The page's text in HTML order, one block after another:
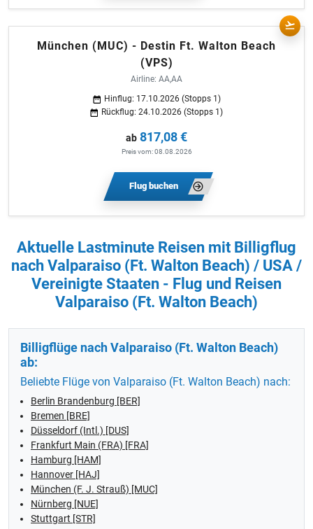
München (MUC) - Destin Ft. Walton Beach
(VPS)
Airline: AA,AA
Hinflug: 17.10.2026 (Stopps 1)
Rückflug: 24.10.2026 (Stopps 1)
ab 817,08 €
Preis vom: 08.08.2026
Flug buchen
Aktuelle Lastminute Reisen mit Billigflug
nach Valparaiso (Ft. Walton Beach) / USA /
Vereinigte Staaten - Flug und Reisen
Valparaiso (Ft. Walton Beach)
Billigflüge nach Valparaiso (Ft. Walton Beach)
ab:
Beliebte Flüge von Valparaiso (Ft. Walton Beach) nach:
Berlin Brandenburg [BER]
Bremen [BRE]
Düsseldorf (Intl.) [DUS]
Frankfurt Main (FRA) [FRA]
Hamburg [HAM]
Hannover [HAJ]
München (F. J. Strauß) [MUC]
Nürnberg [NUE]
Stuttgart [STR]